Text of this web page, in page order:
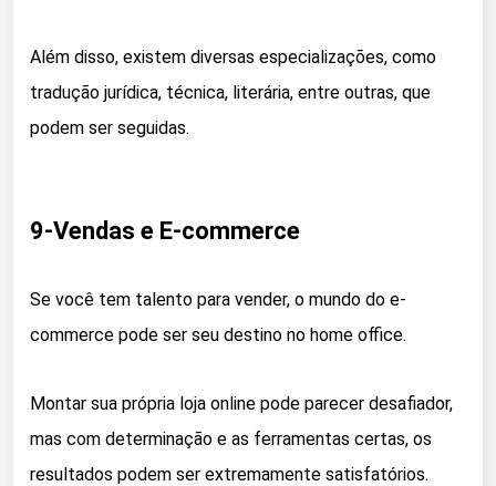
Além disso, existem diversas especializações, como
tradução jurídica, técnica, literária, entre outras, que
podem ser seguidas.
9-Vendas e E-commerce
Se você tem talento para vender, o mundo do e-
commerce pode ser seu destino no home office.
Montar sua própria loja online pode parecer desafiador,
mas com determinação e as ferramentas certas, os
resultados podem ser extremamente satisfatórios.